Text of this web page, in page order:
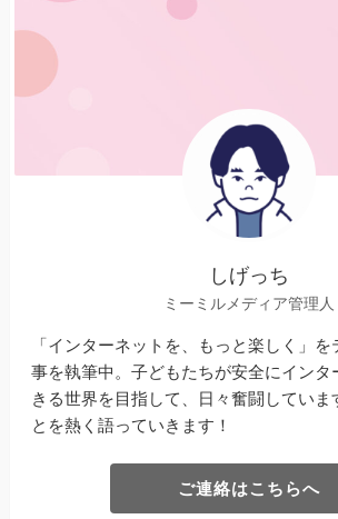
しげっち
ミーミルメディア管理人
「インターネットを、もっと楽しく」
事を執筆中。子どもたちが安全にイン
きる世界を目指して、日々奮闘していま
とを熱く語っていきます！
ご連絡はこちらへ